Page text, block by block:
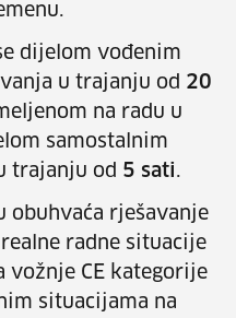
dijelom vođenim
u trajanju od 20
na radu u
samostalnim
trajanju od 5 sati.
obuhvaća rješavanje
radne situacije
CE kategorije
situacijama na